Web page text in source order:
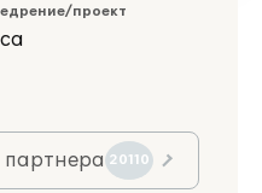
проект
партнера 20110